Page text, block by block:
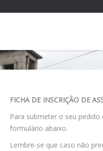
Home
FICHA DE INSCRIÇÃO DE
Para submeter o seu
formulário abaixo.
Lembre-se que caso não